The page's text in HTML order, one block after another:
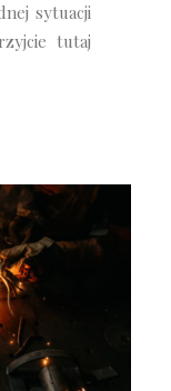
sytuacji
tutaj